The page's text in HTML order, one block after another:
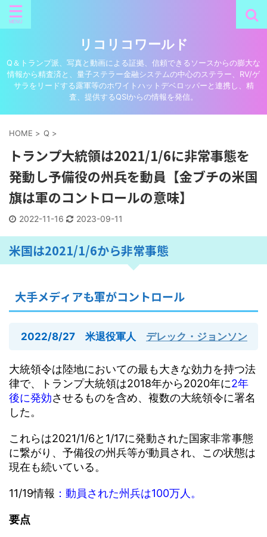
リコリコワールド
Q＆トランプ派、写真と動画による証拠、信頼できるソースからの膨大な
情報から精査済と、量子ステラー金融システムの中心のステラー、RV/ゲ
サラをリードする露軍等のホワイトハットデベロッパーと連携し、精
査、提供するQSIからの情報を発信。
HOME > Q >
トランプ大統領は2021/1/6に非常事態を
発動し予備役の州兵を動員【金ブチの米国
旗は軍のコントロールの意味】
2022-11-16 2023-09-11
米国は2021/1/6から非常事態
大手メディアも軍がコントロール
2022/8/27 米退役軍人 デレック・ジョンソン
大統領令は陸地においての最も大きな効力を持つ法
律で、トランプ大統領は2018年から2020年に2年
後に発効させるものを含め、複数の大統領令に署名
した。
これらは2021/1/6と1/17に発動された国家非常事態
に繋がり、予備役の州兵等が動員され、この状態は
現在も続いている。
11/19情報 ：動員された州兵は100万人。
要点